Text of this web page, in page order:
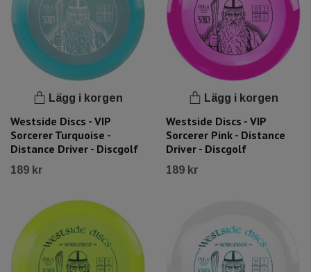
Lägg i korgen
Westside Discs - VIP
Sorcerer Turquoise -
Distance Driver - Discgolf
189 kr
Lägg i korgen
Westside Discs - VIP
Sorcerer Pink - Distance
Driver - Discgolf
189 kr